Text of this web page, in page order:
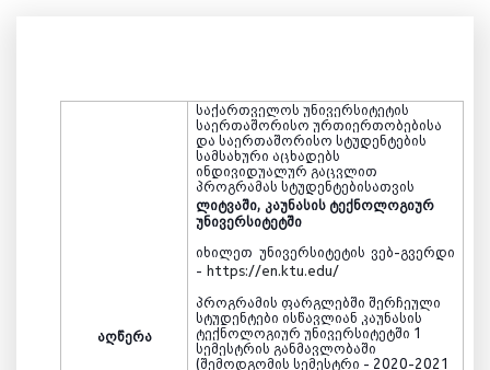
აღწერა
საქართველოს უნივერსიტეტის
საერთაშორისო ურთიერთობებისა
და საერთაშორისო სტუდენტების
სამსახური აცხადებს
ინდივიდუალურ გაცვლით
პროგრამასსტუდენტებისათვის
ლიტვაში, კაუნასის ტექნოლოგიურ
უნივერსიტეტში
იხილეთ უნივერსიტეტის ვებ-გვერდი
- https://en.ktu.edu/
პროგრამის ფარგლებში შერჩეული
სტუდენტები ისწავლიან კაუნასის
ტექნოლოგიურუნივერსიტეტში 1
სემესტრის განმავლობაში
(შემოდგომის სემესტრი - 2020-2021